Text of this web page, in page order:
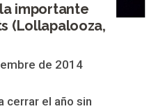
importante
(Lollapalooza,
de 2014
cerrar el año sin